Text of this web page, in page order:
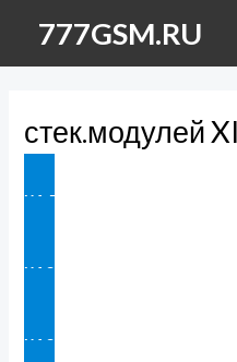
содержимому
777GSM.RU
стек.модулей
НА ГЛАВНУЮ
НАЗАД В ЗАПЧАСТИ
НАЗАД В СТЕКЛА МОДУЛЕЙ